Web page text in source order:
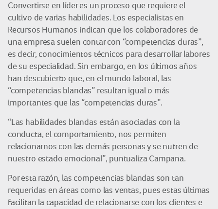
Convertirse en líder es un proceso que requiere el
cultivo de varias habilidades. Los especialistas en
Recursos Humanos indican que los colaboradores de
una empresa suelen contar con “competencias duras”,
es decir, conocimientos técnicos para desarrollar labores
de su especialidad. Sin embargo, en los últimos años
han descubierto que, en el mundo laboral, las
“competencias blandas” resultan igual o más
importantes que las “competencias duras”.
“Las habilidades blandas están asociadas con la
conducta, el comportamiento, nos permiten
relacionarnos con las demás personas y se nutren de
nuestro estado emocional”, puntualiza Campana.
Por esta razón, las competencias blandas son tan
requeridas en áreas como las ventas, pues estas últimas
facilitan la capacidad de relacionarse con los clientes e